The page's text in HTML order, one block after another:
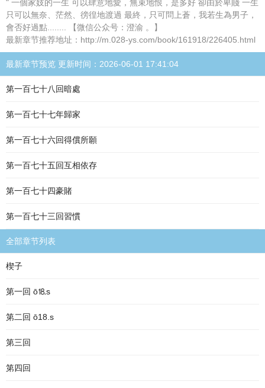
" 一個家妓的一生 可以肆意地愛，無束地恨，是多好 卻由於卑賤 一生
只可以無奈、茫然、徬徨地渡過 最終，只可問上蒼，我若生為男子，
會否好過點........ 【微信公众号：澄渝 。】
最新章节推荐地址：http://m.028-ys.com/book/161918/226405.html
最新章节预览 更新时间：2026-06-01 17:41:04
第一百七十八回暗處
第一百七十七年歸家
第一百七十六回得償所願
第一百七十五回互相依存
第一百七十四豪賭
第一百七十三回習慣
全部章节列表
楔子
第一回 ō⒙s
第二回 ō18.s
第三回
第四回